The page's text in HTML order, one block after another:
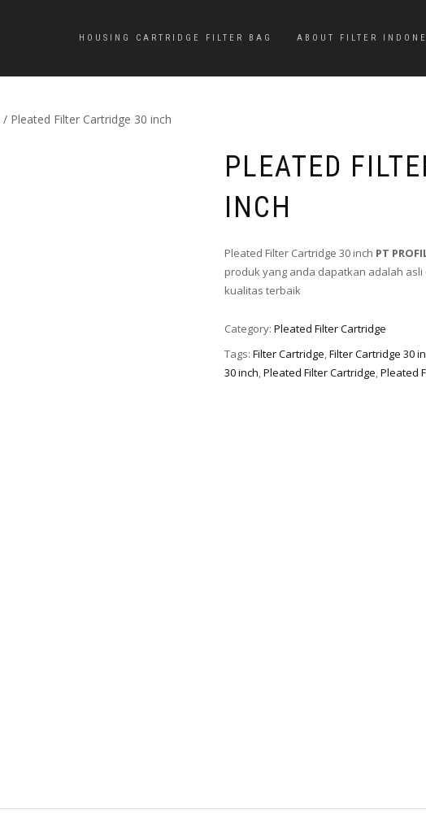
HOUSING CARTRIDGE FILTER BAG ABOUT FILTER
/ Pleated Filter Cartridge 30 inch
PLEATED
INCH
Pleated Filter Cartridge 30 inch PT
produk yang anda dapatkan adalah
kualitas terbaik
Category: Pleated Filter Cartridge
Tags: Filter Cartridge,Filter Cartridge 30
30 inch,Pleated Filter Cartridge,Pleated